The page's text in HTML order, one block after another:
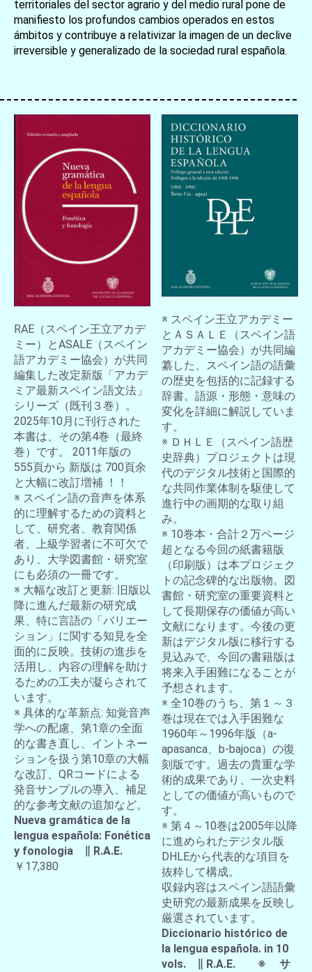
お買い物を続ける カートへ進む
territoriales del sector agrario y del medio rural pone de
manifiesto los profundos cambios operados en estos
ámbitos y contribuye a relativizar la imagen de un declive
irreversible y generalizado de la sociedad rural española.
RAE（スペイン王立アカデ
ミー）とASALE（スペイン
語アカデミー協会）が共同
編集した改定新版「アカデ
ミア最新スペイン語文法」
シリーズ（既刊３巻）。
2025年10月に刊行された
本書は、その第4巻（最終
巻）です。 2011年版の
555頁から 新版は 700頁余
と大幅に改訂増補 ！！
※ スペイン語の音声を体系
的に理解するための資料と
して、研究者、教育関係
者、上級学習者に不可欠で
あり、大学図書館・研究室
にも必須の一冊です。
※ 大幅な改訂と更新: 旧版以
降に進んだ最新の研究成
果、特に言語の「バリエー
ション」に関する知見を全
面的に反映。技術の進歩を
活用し、内容の理解を助け
るための工夫が凝らされて
います。
※ 具体的な革新点: 知覚音声
学への配慮、第1章の全面
的な書き直し、イントネー
ションを扱う第10章の大幅
な改訂、QRコードによる
発音サンプルの導入、補足
的な参考文献の追加など。
Nueva gramática de la
lengua española: Fonética
y fonologia ∥ R.A.E.
￥17,380
※ スペイン王立アカデミー
とＡＳＡＬＥ（スペイン語
アカデミー協会）が共同編
纂した、スペイン語の語彙
の歴史を包括的に記録する
辞書。語源・形態・意味の
変化を詳細に解説していま
す。
※ ＤＨＬＥ（スペイン語歴
史辞典）プロジェクトは現
代のデジタル技術と国際的
な共同作業体制を駆使して
進行中の画期的な取り組
み。
※ 10巻本・合計２万ページ
超となる今回の紙書籍版
（印刷版）は本プロジェク
トの記念碑的な出版物。図
書館・研究室の重要資料と
して長期保存の価値が高い
文献になります。今後の更
新はデジタル版に移行する
見込みで、今回の書籍版は
将来入手困難になることが
予想されます。
※ 全10巻のうち、第１～３
巻は現在では入手困難な
1960年～1996年版（a-
apasanca、b-bajoca）の復
刻版です。過去の貴重な学
術的成果であり、一次史料
としての価値が高いもので
す。
※ 第４～10巻は2005年以降
に進められたデジタル版
DHLEから代表的な項目を
抜粋して構成。
収録内容はスペイン語語彙
史研究の最新成果を反映し
厳選されています。
Diccionario histórico de
la lengua española. in 10
vols. ∥ R.A.E. ※ サ